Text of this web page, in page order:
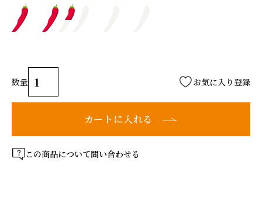
お気に入り登録
カートに入れる
この商品について問い合わせる